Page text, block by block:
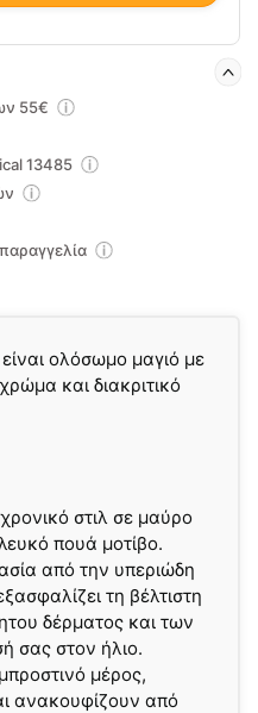
ολόσωμο μαγιό με
και διακριτικό
στιλ σε μαύρο
πουά μοτίβο.
από την υπεριώδη
τη βέλτιστη
δέρματος και των
σας στον ήλιο.
μέρος,
ανακουφίζουν από
55€
13485